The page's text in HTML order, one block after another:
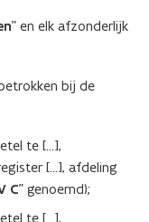
” en elk afzonderlijk
bij de
te […],
[…], afdeling
C” genoemd);
te […],